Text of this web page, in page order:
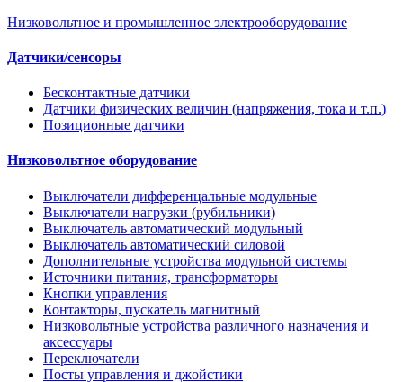
Низковольтное и промышленное электрооборудование
Датчики/сенсоры
Бесконтактные датчики
Датчики физических величин (напряжения, тока и т.п.)
Позиционные датчики
Низковольтное оборудование
Выключатели дифференцальные модульные
Выключатели нагрузки (рубильники)
Выключатель автоматический модульный
Выключатель автоматический силовой
Дополнительные устройства модульной системы
Источники питания, трансформаторы
Кнопки управления
Контакторы, пускатель магнитный
Низковольтные устройства различного назначения и
аксессуары
Переключатели
Посты управления и джойстики